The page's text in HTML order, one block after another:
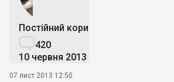
Постійний користувач
420
10 червня 2013
07 лист 2013 12:50